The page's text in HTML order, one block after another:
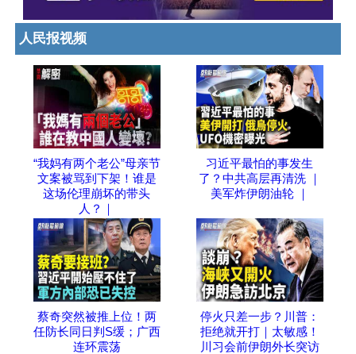
人民报视频
“我妈有两个老公”母亲节
文案被骂到下架！谁是
这场伦理崩坏的带头
人？｜
习近平最怕的事发生
了？中共高层再清洗 ｜
美军炸伊朗油轮 ｜
蔡奇突然被推上位！两
任防长同日判S缓；广西
连环震荡
停火只差一步？川普：
拒绝就开打｜太敏感！
川习会前伊朗外长突访